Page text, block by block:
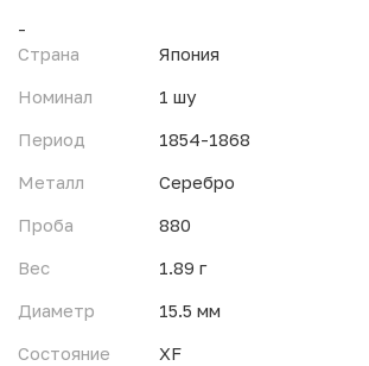
Время до окончания:
-
Страна
Япония
Номинал
1 шу
Период
1854-1868
Металл
Серебро
Проба
880
Вес
1.89 г
Диаметр
15.5 мм
Состояние
XF